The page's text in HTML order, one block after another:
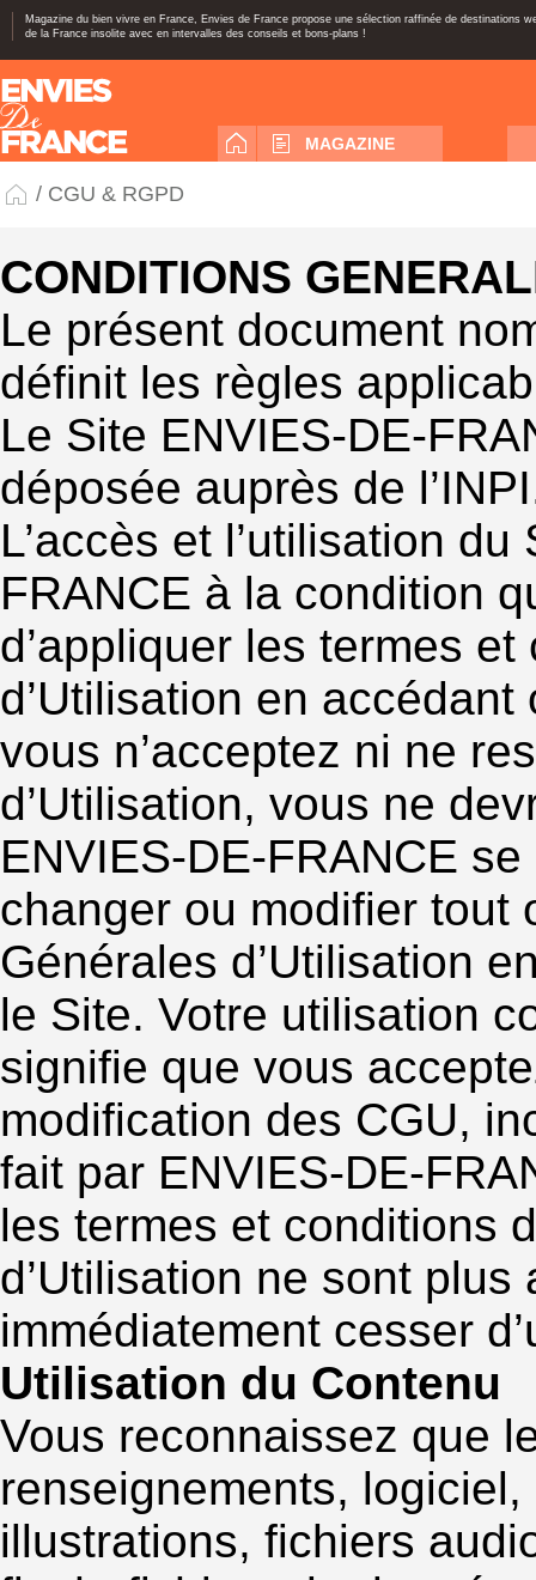
Magazine du bien vivre en France, Envies de France propose une sélection raffinée de destinations
de la France insolite avec en intervalles des conseils et bons-plans !
MAGAZINE
/ CGU & RGPD
CONDITIONS
Le présent document
définit les règles
Le Site ENVIES-DE-
déposée auprès de
L’accès et l’utilisation
FRANCE à la condition
d’appliquer les termes
d’Utilisation en
vous n’acceptez ni ne
d’Utilisation, vous ne
ENVIES-DE-FRANCE
changer ou modifier tout
Générales d’Utilisation
le Site. Votre utilisation
signifie que vous
modification des CGU,
fait par ENVIES-DE-
les termes et conditions
d’Utilisation ne sont
immédiatement cesser
Utilisation du Contenu
Vous reconnaissez que
renseignements,
illustrations, fichiers